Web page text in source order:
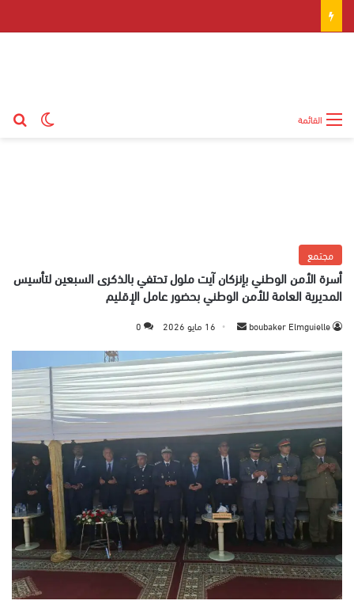
القائمة
مجتمع
أسرة الأمن الوطني بإنزكان آيت ملول تحتفي بالذكرى السبعين لتأسيس
المديرية العامة للأمن الوطني بحضور عامل الإقليم
boubaker Elmguielle
س
ل
ب
ر
ا
ل
ك
ت
ر
16 مايو 2026 0